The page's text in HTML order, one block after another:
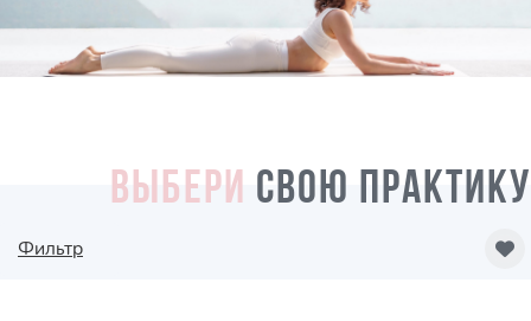
ВЫБЕРИ СВОЮ ПРАКТИКУ
Фильтр